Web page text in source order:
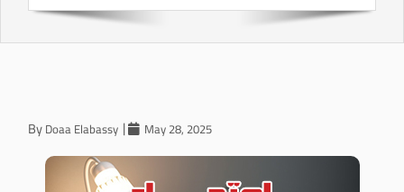
ByDoaa Elabassy May 28, 2025